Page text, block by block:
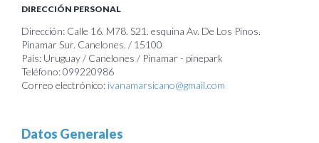
DIRECCIÓN PERSONAL
Dirección: Calle 16. M78. S21. esquina Av. De Los Pinos.
Pinamar Sur. Canelones. / 15100
País: Uruguay / Canelones / Pinamar - pinepark
Teléfono: 099220986
Correo electrónico: ivanamarsicano@gmail.com
Datos Generales